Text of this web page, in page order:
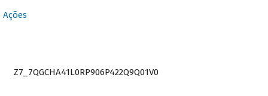
Ações
Z7_7QGCHA41L0RP906P422Q9Q01V0